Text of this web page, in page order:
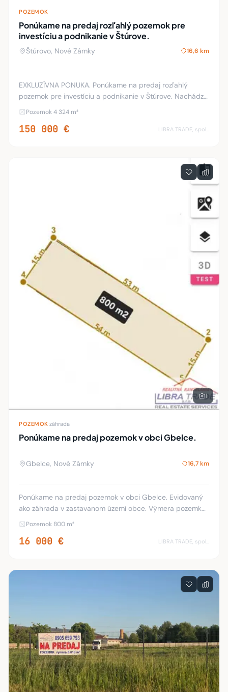
POZEMOK
Ponúkame na predaj rozľahlý pozemok pre
investíciu a podnikanie v Štúrove.
Štúrovo, Nové Zámky 16,6 km
EXKLUZÍVNA PONUKA. Ponúkame na predaj rozľahlý
pozemok pre investíciu a podnikanie v Štúrove. Nachádza
sa na Továrenskej ceste v Štúrove ihneď pri hlavnej ceste.
Pozemok 4 324 m²
150 000 € LIBRA TRADE, spol.s.r.o.
1
POZEMOK záhrada
Ponúkame na predaj pozemok v obci Gbelce.
Gbelce, Nové Zámky 16,7 km
Ponúkame na predaj pozemok v obci Gbelce. Evidovaný
ako záhrada v zastavanom území obce. Výmera pozemku
je 800 m2. Inžinierske siete v dosahu. Približné rozmery
Pozemok 800 m²
16 000 € LIBRA TRADE, spol.s.r.o.